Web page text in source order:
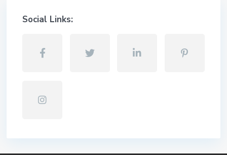
Social Links: